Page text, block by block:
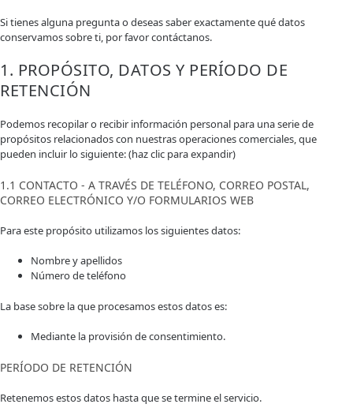
Si tienes alguna pregunta o deseas saber exactamente qué datos
conservamos sobre ti, por favor contáctanos.
1. PROPÓSITO, DATOS Y PERÍODO DE
RETENCIÓN
Podemos recopilar o recibir información personal para una serie de
propósitos relacionados con nuestras operaciones comerciales, que
pueden incluir lo siguiente: (haz clic para expandir)
1.1 CONTACTO - A TRAVÉS DE TELÉFONO, CORREO POSTAL,
CORREO ELECTRÓNICO Y/O FORMULARIOS WEB
Para este propósito utilizamos los siguientes datos:
Nombre y apellidos
Número de teléfono
La base sobre la que procesamos estos datos es:
Mediante la provisión de consentimiento.
PERÍODO DE RETENCIÓN
Retenemos estos datos hasta que se termine el servicio.